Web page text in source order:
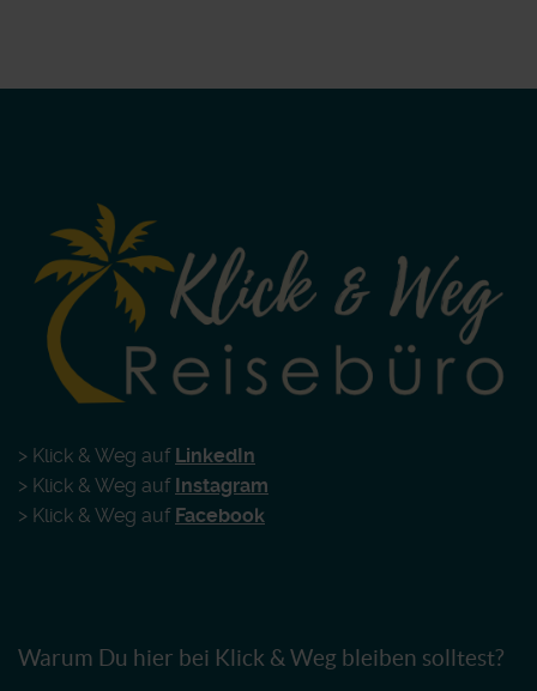
> Klick & Weg auf LinkedIn
> Klick & Weg auf Instagram
> Klick & Weg auf Facebook
Warum Du hier bei Klick & Weg bleiben solltest?